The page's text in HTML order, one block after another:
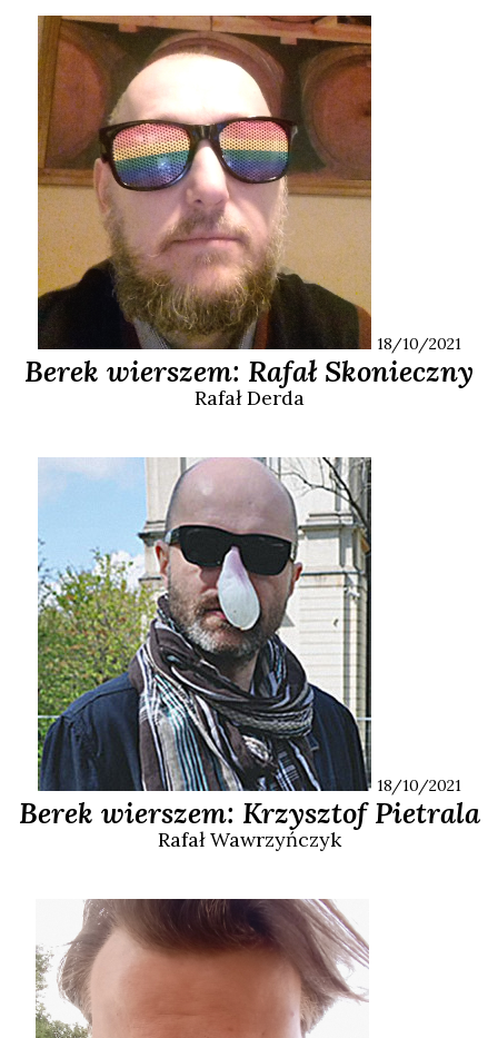
18/10/2021
Berek wierszem: Rafał Skonieczny
RafałDerda
18/10/2021
Berek wierszem: Krzysztof Pietrala
RafałWawrzyńczyk